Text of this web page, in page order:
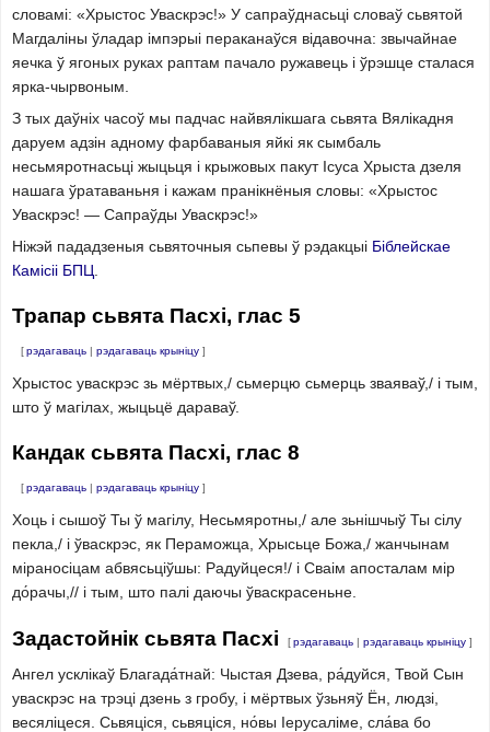
словамі: «Хрыстос Уваскрэс!» У сапраўднасьці словаў сьвятой
Магдаліны ўладар імпэрыі пераканаўся відавочна: звычайнае
яечка ў ягоных руках раптам пачало ружавець і ўрэшце сталася
ярка-чырвоным.
З тых даўніх часоў мы падчас найвялікшага сьвята Вялікадня
даруем адзін адному фарбаваныя яйкі як сымбаль
несьмяротнасьці жыцьця і крыжовых пакут Ісуса Хрыста дзеля
нашага ўратаваньня і кажам пранікнёныя словы: «Хрыстос
Уваскрэс! — Сапраўды Уваскрэс!»
Ніжэй пададзеныя сьвяточныя сьпевы ў рэдакцыі Біблейскае
Камісіі БПЦ
Трапар сьвята Пасхі, глас 5
[ рэдагаваць | рэдагаваць крыніцу ]
Хрыстос уваскрэс зь мёртвых,/ сьмерцю сьмерць зваяваў,/ і тым,
што ў магілах, жыцьцё дараваў.
Кандак сьвята Пасхі, глас 8
[ рэдагаваць рэдагаваць крыніцу ]
Хоць і сышоў Ты ў магілу, Несьмяротны,/ але зьнішчыў Ты сілу
пекла,/ і ўваскрэс, як Пераможца, Хрысьце Божа,/ жанчынам
міраносіцам абвясьціўшы: Радуйцеся!/ і Сваім апосталам мір
до́рачы,// і тым, што палі даючы ўваскрасеньне.
Задастойнік сьвята Пасхі [ рэдагаваць | рэдагаваць крыніцу ]
Ангел усклікаў Благада́тнай: Чыстая Дзева, ра́дуйся, Твой Сын
уваскрэс на трэці дзень з гробу, і мёртвых ўзьняў Ён, людзі,
весяліцеся. Сьвяціся, сьвяціся, но́вы Іерусаліме, сла́ва бо